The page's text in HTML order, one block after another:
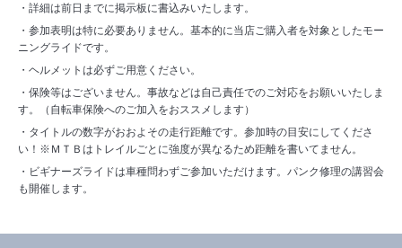
・詳細は前日までに掲示板に書込みいたします。
・参加表明は特に必要ありません。基本的に当店ご購入者を対象としたモー
ニングライドです。
・ヘルメットは必ずご用意ください。
・保険等はございません。事故などは自己責任でのご対応をお願いいたしま
す。（自転車保険へのご加入をおススメします）
・タイトルの数字がおおよその走行距離です。参加時の目安にしてくださ
い！※ＭＴＢはトレイルごとに強度が異なるため距離を書いてません。
・ビギナーズライドは車種問わずご参加いただけます。パンク修理の講習会
も開催します。